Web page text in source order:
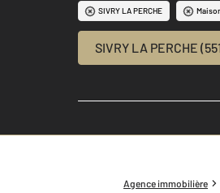
SIVRY LA PERCHE
SIVRY LA PERCHE
Agence immobilière